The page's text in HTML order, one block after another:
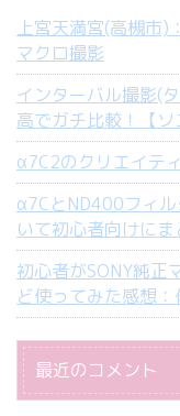
上宮天満宮(高槻市
マクロ撮影
インターバル撮影(
高でガチ比較！【ソ
α7C2のクリエイテ
α7CとND400フィ
いて初心者向けにま
初心者がSONY純正
ど使ってみた感想：
最近のコメント